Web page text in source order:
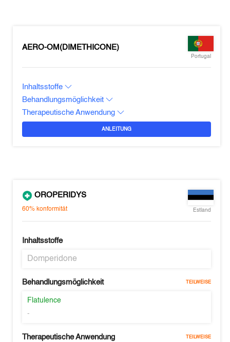
AERO-OM(DIMETHICONE)
Portugal
Inhaltsstoffe
Behandlungsmöglichkeit
Therapeutische Anwendung
ANLEITUNG
OROPERIDYS
60% konformität Estland
Inhaltsstoffe
Domperidone
Behandlungsmöglichkeit TEILWEISE
Flatulence
-
Therapeutische Anwendung TEILWEISE